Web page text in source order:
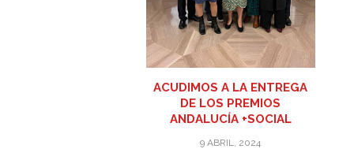
ACUDIMOS A LA ENTREGA
DE LOS PREMIOS
ANDALUCÍA +SOCIAL
9 ABRIL, 2024